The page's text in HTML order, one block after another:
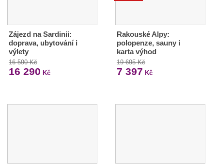
Zájezd na Sardinii:
doprava, ubytování i
výlety
16 590 Kč
16 290 Kč
Rakouské Alpy:
polopenze, sauny i
karta výhod
19 695 Kč
7 397 Kč